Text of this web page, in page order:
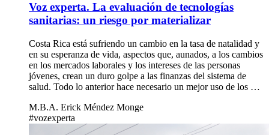
Voz experta. La evaluación de tecnologías
sanitarias: un riesgo por materializar
Costa Rica está sufriendo un cambio en la tasa de natalidad y
en su esperanza de vida, aspectos que, aunados, a los cambios
en los mercados laborales y los intereses de las personas
jóvenes, crean un duro golpe a las finanzas del sistema de
salud. Todo lo anterior hace necesario un mejor uso de los …
M.B.A. Erick Méndez Monge
#vozexperta